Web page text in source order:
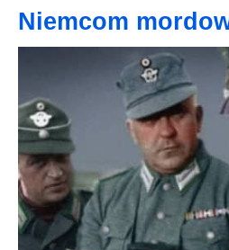
Niemcom